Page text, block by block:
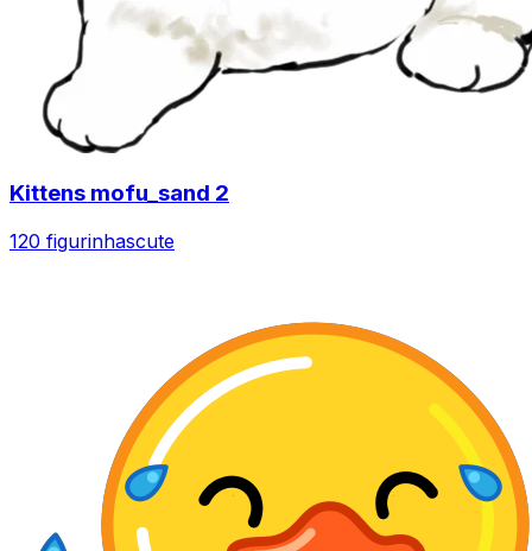
Kittens mofu_sand 2
120 figurinhascute